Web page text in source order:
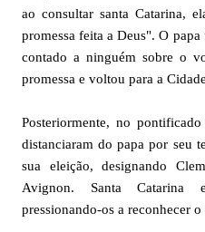
ao consultar santa Catarina,
promessa feita a Deus". O
contado a ninguém sobre o
promessa e voltou para a
Posteriormente, no
distanciaram do papa por seu
sua eleição, designando
Avignon. Santa Catarina
pressionando-os a reconhecer